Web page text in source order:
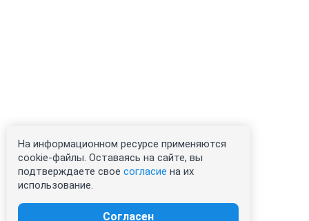
На информационном ресурсе применяются
cookie-файлы. Оставаясь на сайте, вы
подтверждаете свое согласие на их
использование.
Согласен